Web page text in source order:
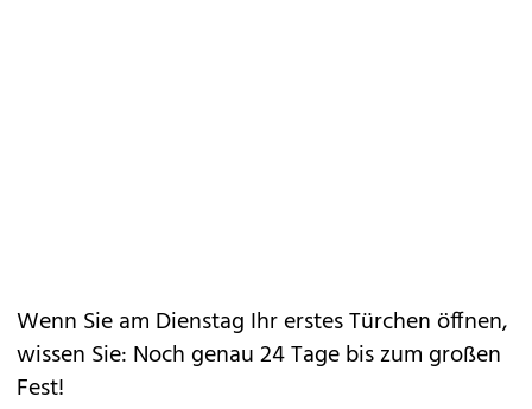
Wenn Sie am Dienstag Ihr erstes Türchen öffnen,
wissen Sie: Noch genau 24 Tage bis zum großen
Fest!